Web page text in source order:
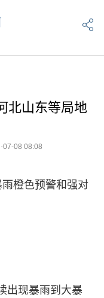
北山东等局地
07-08 08:08
橙色预警和强对
出现暴雨到大暴